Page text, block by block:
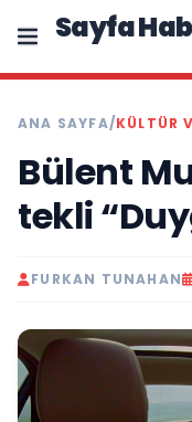
Sayfa
ANA SAYFA/KÜLTÜR
Bülent
tekli
FURKAN TUNAHAN